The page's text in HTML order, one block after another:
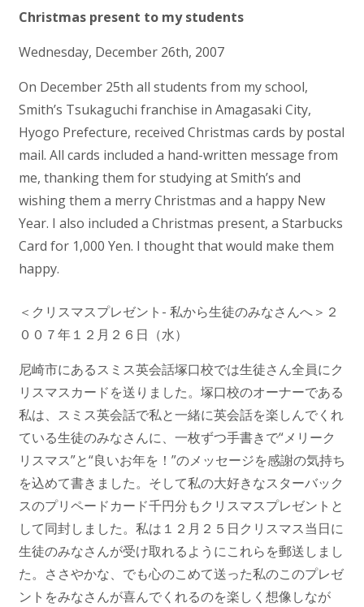
Christmas present to my students
Wednesday, December 26th, 2007
On December 25th all students from my school,
Smith’s Tsukaguchi franchise in Amagasaki City,
Hyogo Prefecture, received Christmas cards by postal
mail. All cards included a hand-written message from
me, thanking them for studying at Smith’s and
wishing them a merry Christmas and a happy New
Year. I also included a Christmas present, a Starbucks
Card for 1,000 Yen. I thought that would make them
happy.
＜クリスマスプレゼント- 私から生徒のみなさんへ＞２
００７年１２月２６日（水）
尼崎市にあるスミス英会話塚口校では生徒さん全員にク
リスマスカードを送りました。塚口校のオーナーである
私は、スミス英会話で私と一緒に英会話を楽しんでくれ
ている生徒のみなさんに、一枚ずつ手書きで“メリーク
リスマス”と“良いお年を！”のメッセージを感謝の気持ち
を込めて書きました。そして私の大好きなスターバック
スのプリペードカード千円分もクリスマスプレゼントと
して同封しました。私は１２月２５日クリスマス当日に
生徒のみなさんが受け取れるようにこれらを郵送しまし
た。ささやかな、でも心のこめて送った私のこのプレゼ
ントをみなさんが喜んでくれるのを楽しく想像しなが